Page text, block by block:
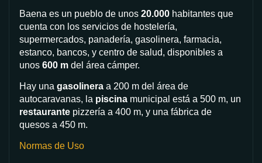
Baena es un pueblo de unos 20.000 habitantes que
cuenta con los servicios de hostelería,
supermercados, panadería, gasolinera, farmacia,
estanco, bancos, y centro de salud, disponibles a
unos 600 m del área cámper.
Hay una gasolinera a 200 m del área de
autocaravanas, la piscina municipal está a 500 m, un
restaurante pizzería a 400 m, y una fábrica de
quesos a 450 m.
Normas de Uso